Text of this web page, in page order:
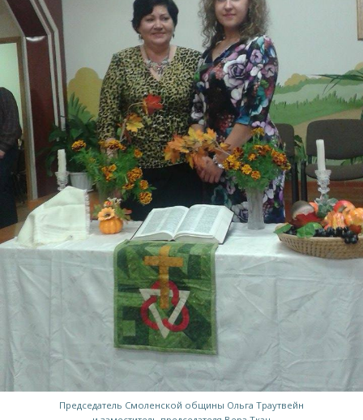
Председатель Смоленской общины Ольга Траутвейн